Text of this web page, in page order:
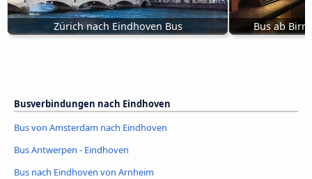
Zürich nach Eindhoven Bus Bus ab
Busverbindungen nach Eindhoven
Bus von Amsterdam nach Eindhoven
Bus Antwerpen - Eindhoven
Bus nach Eindhoven von Arnheim